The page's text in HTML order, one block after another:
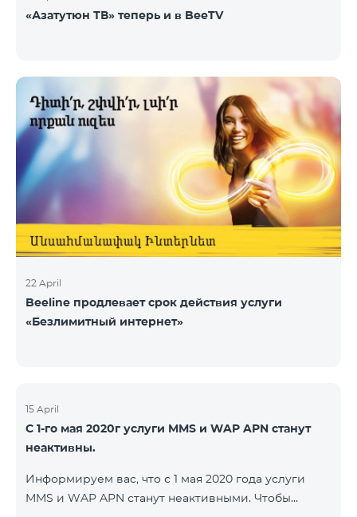
«Азатутюн ТВ» теперь и в BeeTV
22 April
Beeline продлевает срок действия услуги
«Безлимитный интернет»
15 April
С 1-го мая 2020г услуги MMS и WAP APN станут
неактивны.
Информируем вас, что с 1 мая 2020 года услуги
MMS и WAP APN станут неактивными. Чтобы